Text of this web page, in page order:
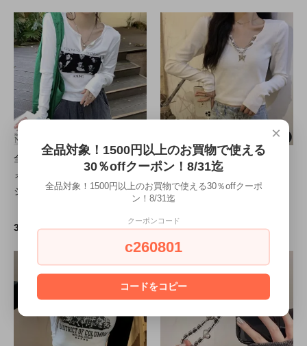
全品送料無料一部地域除く フ
ォトプリント スリットネック
ショート丈ロングTシャツ ma
3,629円(税330円)
全品送料無料一部地域除く バ
タフライチャーム付き ショー
ト丈 ロングTシャツ ma y2kpr
×
全品対象！1500円以上のお買物で使える
30％offクーポン！8/31迄
全品対象！1500円以上のお買物で使える30％offクーポ
ン！8/31迄
クーポンコード
c260801
コードをコピー